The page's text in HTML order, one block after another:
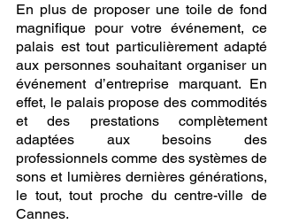
En plus de proposer une toile de fond
magnifique pour votre événement, ce
palais est tout particulièrement adapté
aux personnes souhaitant organiser un
événement d’entreprise marquant. En
effet, le palais propose des commodités
et des prestations complètement
adaptées aux besoins des
professionnels comme des systèmes de
sons et lumières dernières générations,
le tout, tout proche du centre-ville de
Cannes.